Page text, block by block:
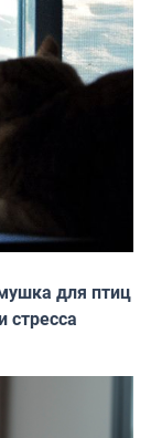
для птиц
стресса